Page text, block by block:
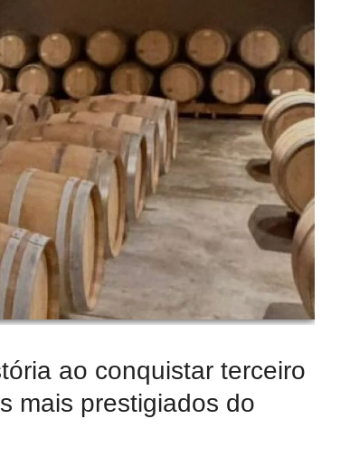
ao conquistar terceiro
mais prestigiados do